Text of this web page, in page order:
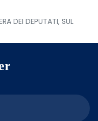
DEI DEPUTATI, SUL